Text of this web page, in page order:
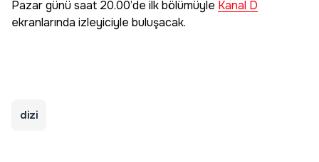
Pazar günü saat 20.00’de ilk bölümüyle Kanal D
ekranlarında izleyiciyle buluşacak.
dizi